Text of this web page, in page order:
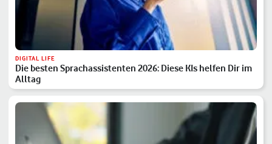
DIGITAL LIFE
Die besten Sprachassistenten 2026: Diese KIs helfen Dir im
Alltag